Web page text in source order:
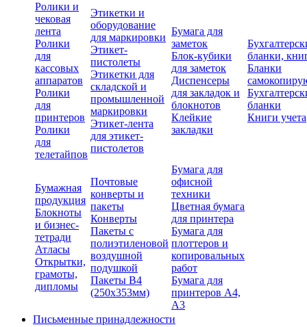
Ролики и
чековая
лента
Ролики
для
кассовых
аппаратов
Ролики
для
принтеров
Ролики
для
телетайпов
Этикетки и
оборудование
для маркировки
Этикет-
пистолеты
Этикетки для
складской и
промышленной
маркировки
Этикет-лента
для этикет-
пистолетов
Бумага для
заметок
Блок-кубики
для заметок
Диспенсеры
для закладок и
блокнотов
Клейкие
закладки
бланки,
Бланки
бланки
Книги учета
Бумажная
продукция
Блокноты
и бизнес-
тетради
Атласы
Открытки,
грамоты,
дипломы
Почтовые
конверты и
пакеты
Конверты
Пакеты с
полиэтиленовой
воздушной
подушкой
Пакеты В4
(250х353мм)
Бумага для
офисной
техники
Цветная бумага
для принтера
Бумага для
плоттеров и
копировальных
работ
Бумага для
принтеров А4,
А3
Письменные принадлежности